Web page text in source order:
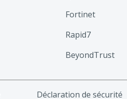
Fortinet
Rapid7
BeyondTrust
Déclaration de sécurité